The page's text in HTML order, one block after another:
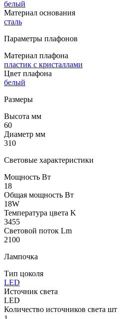
белый
Материал основания
сталь
Параметры плафонов
Материал плафона
пластик с кристаллами
Цвет плафона
белый
Размеры
Высота мм
60
Диаметр мм
310
Световые характеристики
Мощность Вт
18
Общая мощность Вт
18W
Температура цвета K
3455
Световой поток Lm
2100
Лампочка
Тип цоколя
LED
Источник света
LED
Количество источников света шт